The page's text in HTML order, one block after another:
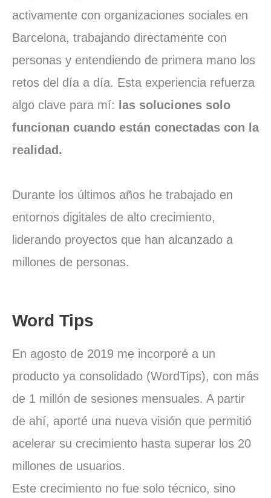
activamente con organizaciones sociales en
Barcelona, trabajando directamente con
personas y entendiendo de primera mano los
retos del día a día. Esta experiencia refuerza
algo clave para mí:
las soluciones solo
funcionan cuando están conectadas con la
realidad.
Durante los últimos años he trabajado en
entornos digitales de alto crecimiento,
liderando proyectos que han alcanzado a
millones de personas.
Word Tips
En agosto de 2019 me incorporé a un
producto ya consolidado (WordTips), con más
de 1 millón de sesiones mensuales. A partir
de ahí, aporté una nueva visión que permitió
acelerar su crecimiento hasta superar los 20
millones de usuarios.
Este crecimiento no fue solo técnico, sino